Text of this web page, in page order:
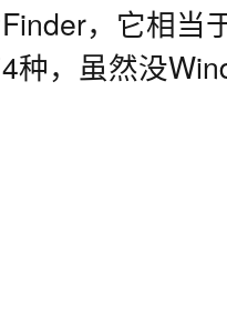
，它相当
种，虽然没